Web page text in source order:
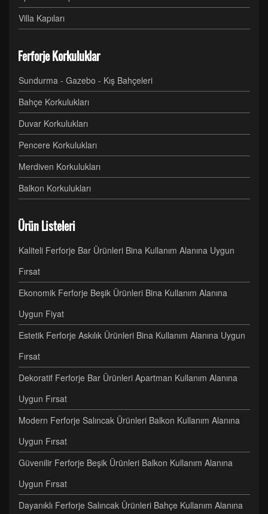
Villa Kapıları
Ferforje Korkuluklar
Sundurma - Gazebo - Kış Bahçeleri
Bahçe Korkulukları
Duvar Korkulukları
Pencere Korkulukları
Merdiven Korkulukları
Balkon Korkulukları
Ürün Listeleri
Kaliteli Ferforje Bar Ürünleri Bina Kullanım Alanına Uygun
Fırsat
Ekonomik Ferforje Beşik Ürünleri Bina Kullanım Alanına
Uygun Fiyat
Estetik Ferforje Askılık Ürünleri Bina Kullanım Alanına Uygun
Fırsat
Dekoratif Ferforje Bar Ürünleri Apartman Kullanım Alanına
Uygun Fırsat
Modern Ferforje Salıncak Ürünleri Balkon Kullanım Alanına
Uygun Fırsat
Güvenilir Ferforje Beşik Ürünleri Balkon Kullanım Alanına
Uygun Fırsat
Dayanıklı Ferforje Salıncak Ürünleri Bahçe Kullanım Alanına